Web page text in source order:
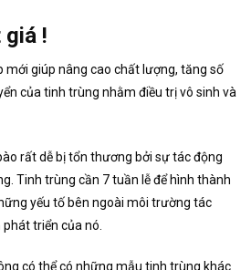
giá !
mới giúp nâng cao chất lượng, tăng số
của tinh trùng nhằm điều trị vô sinh và
rất dễ bị tổn thương bởi sự tác động
Tinh trùng cần 7 tuần lễ để hình thành
yếu tố bên ngoài môi trường tác
triển của nó.
có thể có những mẫu tinh trùng khác